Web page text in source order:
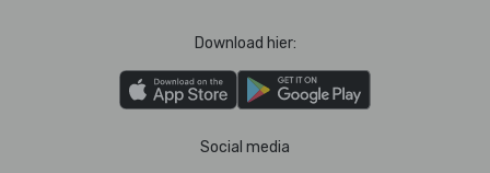
Download hier:
Social media